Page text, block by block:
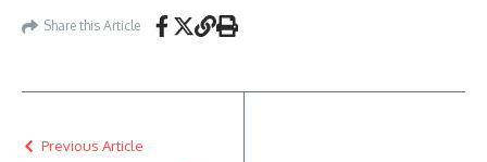
Share this Article
Previous Article